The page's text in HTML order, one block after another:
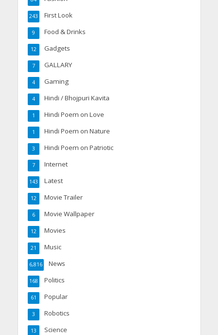
First Look
243
Food & Drinks
9
Gadgets
12
GALLARY
7
Gaming
4
Hindi / Bhojpuri Kavita
4
Hindi Poem on Love
1
Hindi Poem on Nature
1
Hindi Poem on Patriotic
3
Internet
7
Latest
143
Movie Trailer
12
Movie Wallpaper
6
Movies
12
Music
21
News
6,816
Politics
168
Popular
61
Robotics
3
Science
13